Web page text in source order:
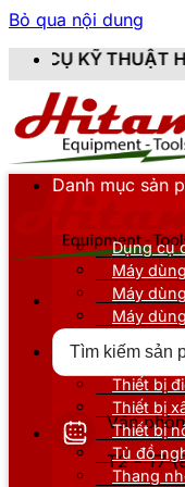
Bỏ qua nội dung
HITAMI - CUNG
Văn
T2 - T7
Danh mục sản
Dụng cụ
Máy
Máy
Máy
Thiết bị
Thiết bị
Thiết bị
Thiết bị
Tủ đồ
Thang